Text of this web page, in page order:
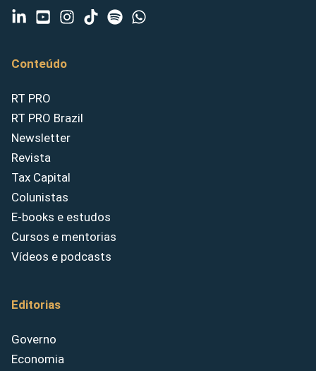
Conteúdo
RT PRO
RT PRO Brazil
Newsletter
Revista
Tax Capital
Colunistas
E-books e estudos
Cursos e mentorias
Vídeos e podcasts
Editorias
Governo
Economia